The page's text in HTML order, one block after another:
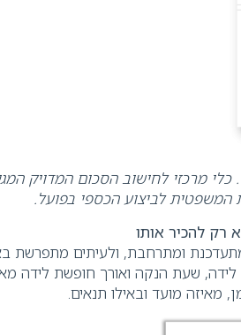
. כלי מרכזי לחישוב הסכום המדויק
המשפטית לביצוע הכספי בפועל.
רק להכיר אותו
ומתרחבת, ולעיתים מתפרשת
שעת הנקה ואורך חופשת לידה
מאיזה מועד ובאילו תנאים